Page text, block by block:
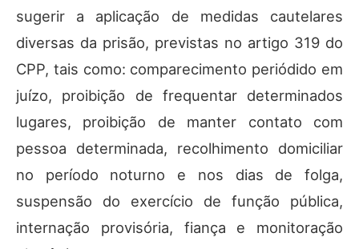
sugerir a aplicação de medidas cautelares
diversas da prisão, previstas no artigo 319 do
CPP, tais como: comparecimento periódido em
juízo, proibição de frequentar determinados
lugares, proibição de manter contato com
pessoa determinada, recolhimento domiciliar
no período noturno e nos dias de folga,
suspensão do exercício de função pública,
internação provisória, fiança e monitoração